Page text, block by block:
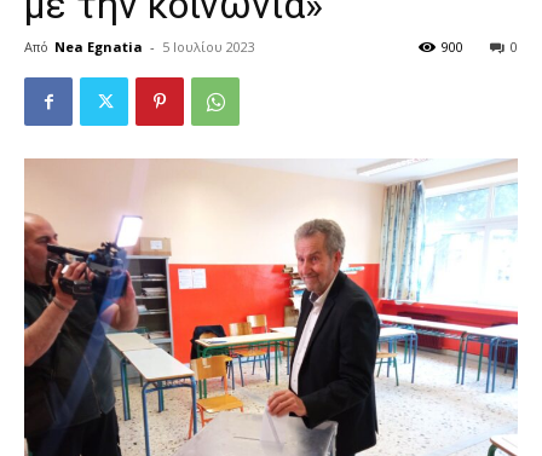
Από Nea Egnatia - 5 Ιουλίου 2023 0
900